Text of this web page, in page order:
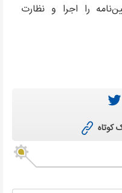
را اجرا و نظارت
Twitter
کوتاه